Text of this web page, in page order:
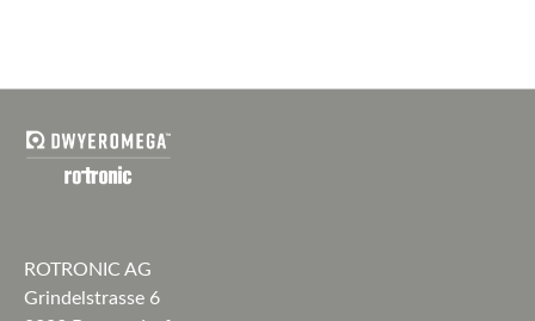
ROTRONIC AG
Grindelstrasse 6